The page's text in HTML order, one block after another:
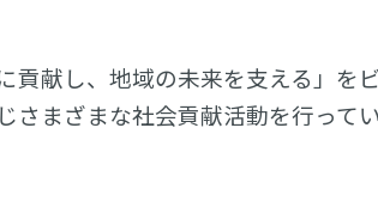
献し、地域の未来を支える」をビ
さまざまな社会貢献活動を行って